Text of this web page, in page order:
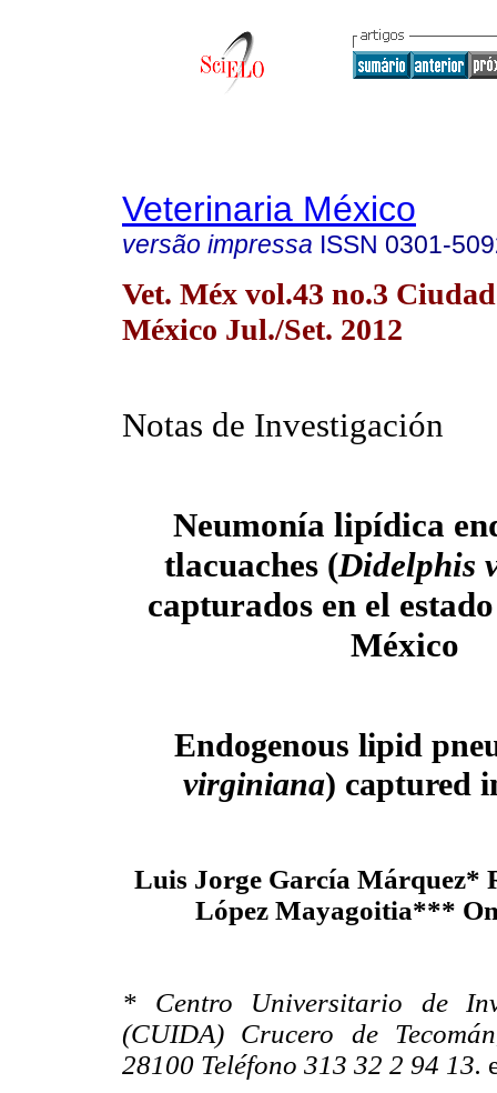
Veterinaria México
versão impressa ISSN 0301-
Vet. Méx vol.43 no.3
México Jul./Set. 2012
Notas de Investigación
Neumonía lipídica
tlacuaches (Didelphis
capturados en el
México
Endogenous lipid
virginiana) captured
Luis Jorge García Márquez*
López Mayagoitia***
* Centro Universitario de
(CUIDA) Crucero de
28100 Teléfono 313 32 2 94 13.